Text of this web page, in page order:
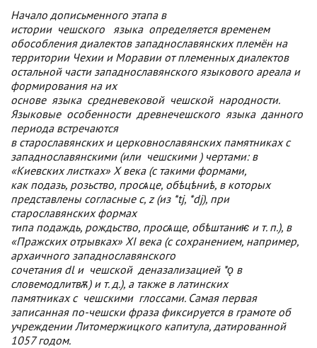
Начало дописьменного этапа в
истории чешского языка определяется временем
обособления диалектов западнославянских племён на
территории Чехии и Моравии от племенных диалектов
остальной части западнославянского языкового ареала и
формирования на их
основе языка средневековой чешской народности.
Языковые особенности древнечешского языка данного
периода встречаются
в старославянских и церковнославянских памятниках с
западнославянскими (или чешскими ) чертами: в
«Киевских листках» X века (с такими формами,
как подазь, розьство, просѧце, обѣцѣниѣ, в которых
представлены согласные c, z(из *tj, *dj), при
старославянских формах
типа подаждь, рождьство, просѧще, обѣштаниѥ и т. п.), в
«Пражских отрывках» XI века (с сохранением, например,
архаичного западнославянского
сочетания dlи чешской деназализацией *ǫ в
словемодлитвѫ) и т. д.), а также в латинских
памятниках с чешскими глоссами. Самая первая
записанная по-чешски фраза фиксируется в грамоте об
учреждении Литомержицкого капитула, датированной
1057 годом.